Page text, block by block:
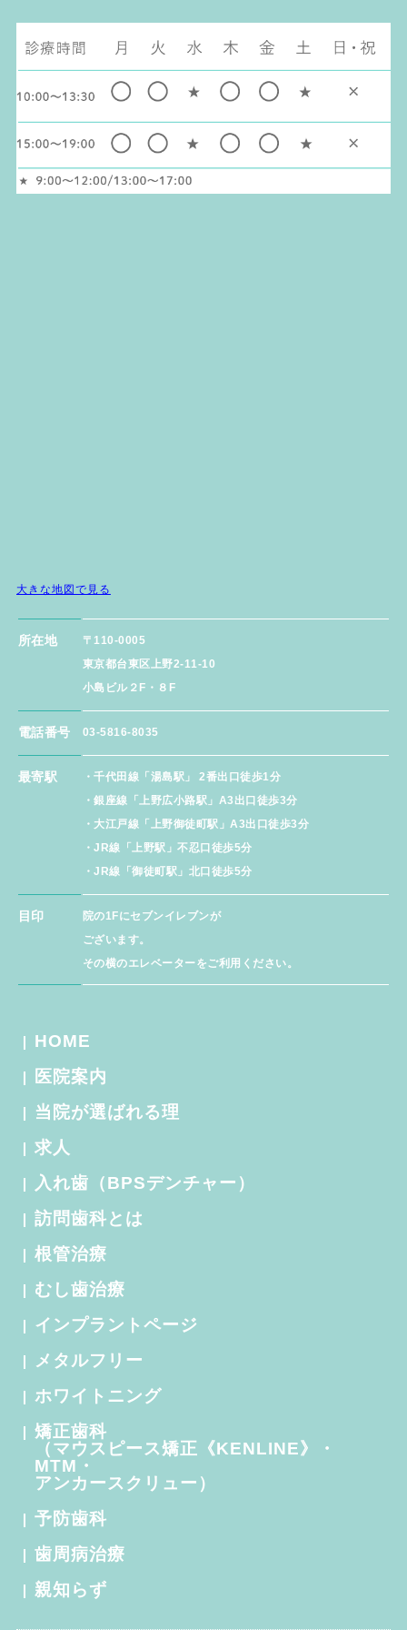
大きな地図で見る
所在地
〒110-0005
東京都台東区上野2-11-10
小島ビル２F・８F
電話番号 03-5816-8035
最寄駅
・千代田線「湯島駅」 2番出口徒歩1分
・銀座線「上野広小路駅」A3出口徒歩3分
・大江戸線「上野御徒町駅」A3出口徒歩3分
・JR線「上野駅」不忍口徒歩5分
・JR線「御徒町駅」北口徒歩5分
目印
院の1Fにセブンイレブンが
ございます。
その横のエレベーターをご利用ください。
HOME
医院案内
当院が選ばれる理
求人
入れ歯（BPSデンチャー）
訪問歯科とは
根管治療
むし歯治療
インプラントページ
メタルフリー
ホワイトニング
矯正歯科
（マウスピース矯正《KENLINE》・
MTM・
アンカースクリュー）
予防歯科
歯周病治療
親知らず